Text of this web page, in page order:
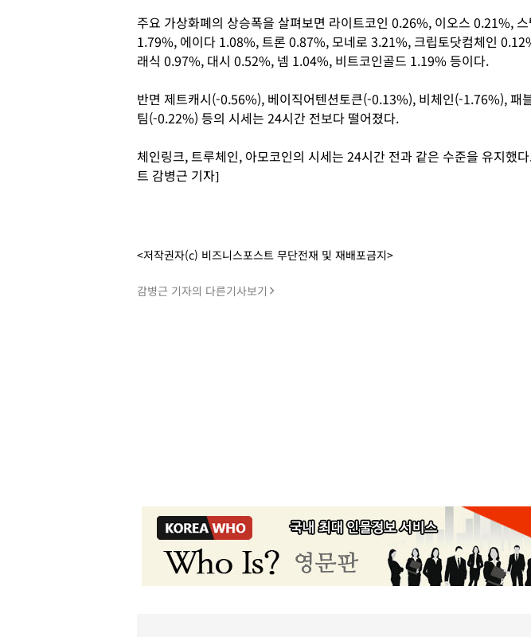
주요 가상화폐의 상승폭을 살펴보면 라이트코인 0.26%, 이오스 0.21%, 스
1.79%, 에이다 1.08%, 트론 0.87%, 모네로 3.21%, 크립토닷컴체인
래식 0.97%, 대시 0.52%, 넴 1.04%, 비트코인골드 1.19% 등이다.
반면 제트캐시(-0.56%), 베이직어텐션토큰(-0.13%), 비체인(-1.76%), 패
팀(-0.22%) 등의 시세는 24시간 전보다 떨어졌다.
체인링크, 트루체인, 아모코인의 시세는 24시간 전과 같은 수준을 유지했
트 감병근 기자]
<저작권자(c) 비즈니스포스트 무단전재 및 재배포금지>
감병근 기자의 다른기사보기